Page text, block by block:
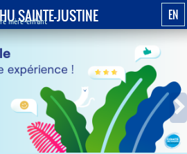
EN
SAINTE-JUSTINE
mère-enfant